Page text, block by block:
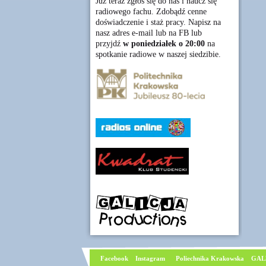
radiowego fachu. Zdobądź cenne
doświadczenie i staż pracy. Napisz na
nasz adres e-mail lub na FB lub
przyjdź w poniedziałek o 20:00na
spotkanie radiowe w naszej siedzibie.
Facebook Instagram Poliechnika Krakowska